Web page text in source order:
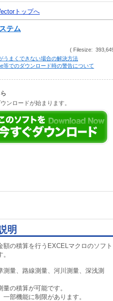
トップへ
テム
( Filesize:
うまくできない場合の解決方法
等でのダウンロード時の警告について
ンロードが始まります。
明
額の積算を行うEXCELマクロのソフト
測量、路線測量、河川測量、深浅測
の積算が可能です。
部機能に制限があります。